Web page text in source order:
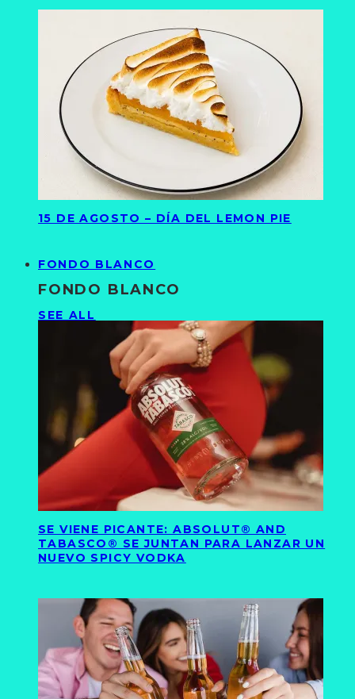
15 DE AGOSTO – DÍA DEL LEMON PIE
FONDO BLANCO
FONDO BLANCO
SEE ALL
SE VIENE PICANTE: ABSOLUT® AND
TABASCO® SE JUNTAN PARA LANZAR UN
NUEVO SPICY VODKA